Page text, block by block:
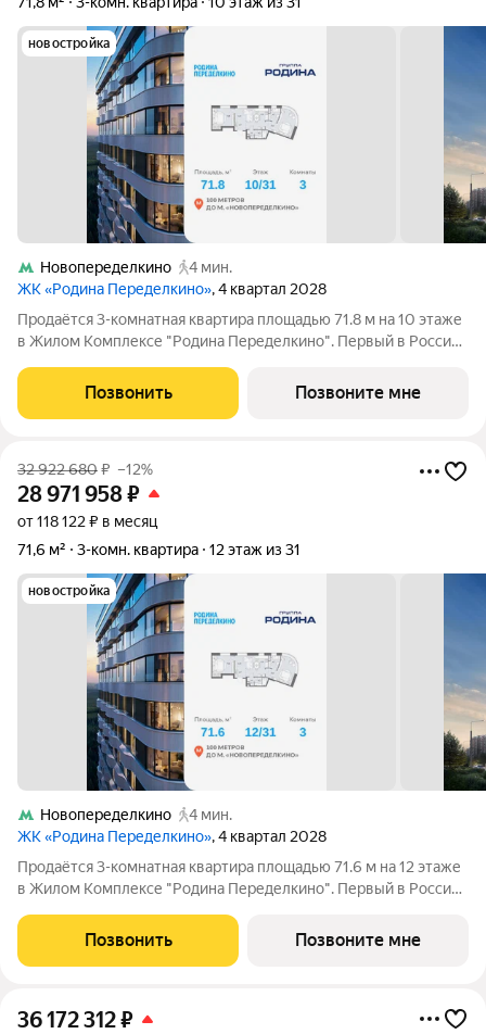
новостройка
Новопеределкино
4 мин.
ЖК «Родина Переделкино», 4 квартал 2028
Продаётся 3-комнатная квартира площадью 71.8 м на 10 этаже
в Жилом Комплексе "Родина Переделкино". Первый в России
квартал бизнес-класса на Западе Москвы на границе с
Ульяновским лесопарком,
Позвонить Позвоните мне
32 922 680₽ –12%
28 971 958₽
от 118 122 ₽ в месяц
71,6 м²
3-комн. квартира 12 этаж из 31
новостройка
Новопеределкино
4 мин.
ЖК «Родина Переделкино», 4 квартал 2028
Продаётся 3-комнатная квартира площадью 71.6 м на 12 этаже
в Жилом Комплексе "Родина Переделкино". Первый в России
квартал бизнес-класса на Западе Москвы на границе с
Ульяновским лесопарком,
Позвонить Позвоните мне
36 172 312₽